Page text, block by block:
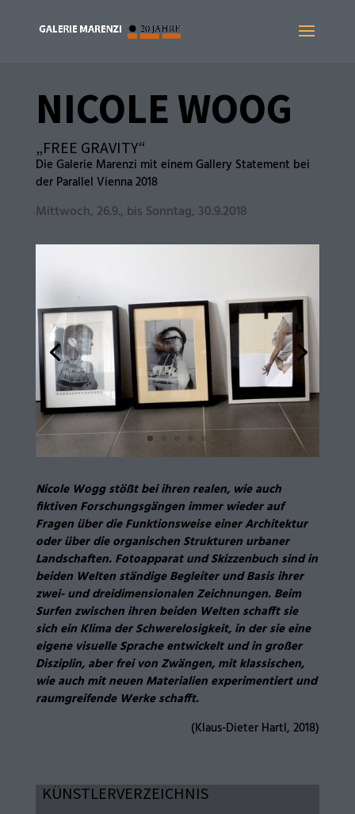
NICOLE WOOG
„FREE GRAVITY“
Die Galerie Marenzi mit einem Gallery Statement bei
der Parallel Vienna 2018
Mittwoch, 26.9., bis Sonntag, 30.9.2018
Nicole Wogg stößt bei ihren realen, wie auch
fiktiven Forschungsgängen immer wieder auf
Fragen über die Funktionsweise einer Architektur
oder über die organischen Strukturen urbaner
Landschaften. Fotoapparat und Skizzenbuch sind in
beiden Welten ständige Begleiter und Basis ihrer
zwei- und dreidimensionalen Zeichnungen. Beim
Surfen zwischen ihren beiden Welten schafft sie
sich ein Klima der Schwerelosigkeit, in der sie eine
eigene visuelle Sprache entwickelt und in großer
Disziplin, aber frei von Zwängen, mit klassischen,
wie auch mit neuen Materialien experimentiert und
raumgreifende Werke schafft.
(Klaus-Dieter Hartl, 2018)
KÜNSTLERVERZEICHNIS